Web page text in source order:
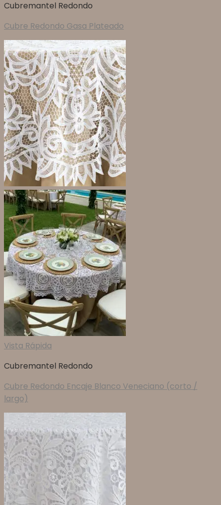
Cubremantel Redondo
Cubre Redondo Gasa Plateado
Vista Rápida
Cubremantel Redondo
Cubre Redondo Encaje Blanco Veneciano (corto /
largo)